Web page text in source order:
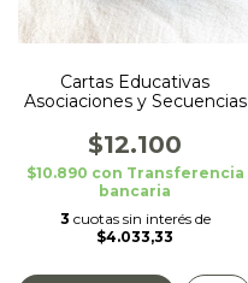
Cartas Educativas
Asociaciones y Secuencias
$12.100
$10.890 con Transferencia
bancaria
3 cuotas sin interés de
$4.033,33